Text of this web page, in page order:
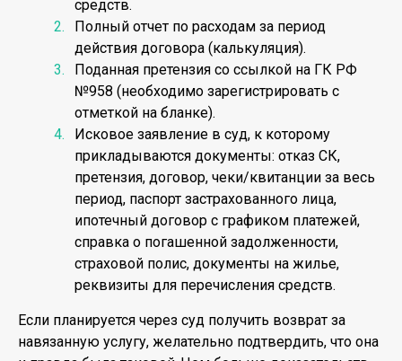
средств.
Полный отчет по расходам за период
действия договора (калькуляция).
Поданная претензия со ссылкой на ГК РФ
№958 (необходимо зарегистрировать с
отметкой на бланке).
Исковое заявление в суд, к которому
прикладываются документы: отказ СК,
претензия, договор, чеки/квитанции за весь
период, паспорт застрахованного лица,
ипотечный договор с графиком платежей,
справка о погашенной задолженности,
страховой полис, документы на жилье,
реквизиты для перечисления средств.
Если планируется через суд получить возврат за
навязанную услугу, желательно подтвердить, что она